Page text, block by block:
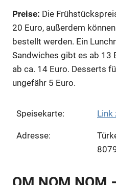
Preise: Die
20 Euro, außerdem
bestellt werden. Ein
Sandwiches gibt es ab 13
ab ca. 14 Euro. Desserts
ungefähr 5 Euro.
Speisekarte: Link
Adresse: